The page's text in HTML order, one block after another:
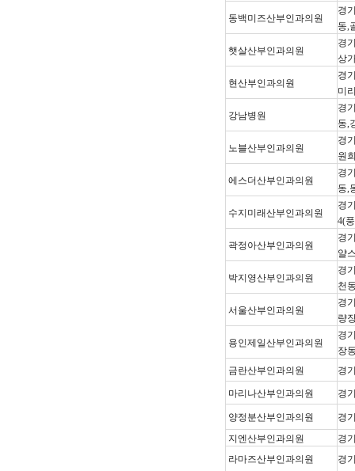
동백미즈산부인과의원
경
동,
햇살산부인과의원
경
상
현산부인과의원
경
미
강남병원
경
동,
노블산부인과의원
경
원
에스더산부인과의원
경
동,
수지미래산부인과의원
경
4(
곽정아산부인과의원
경
얄
박지영산부인과의원
경
천
서울산부인과의원
경
량
용인제일산부인과의원
경
장
금란산부인과의원
경
마리나산부인과의원 경
양정분산부인과의원
경
지엔산부인과의원
경
라마즈산부인과의원
경